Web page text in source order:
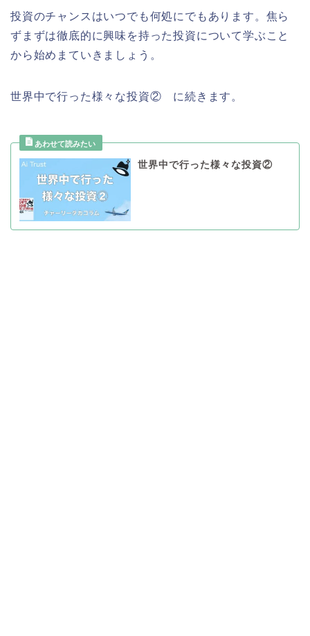
投資のチャンスはいつでも何処にでもあります。焦ら
ずまずは徹底的に興味を持った投資について学ぶこと
から始めまていきましょう。
世界中で行った様々な投資② に続きます。
世界中で行った様々な投資②